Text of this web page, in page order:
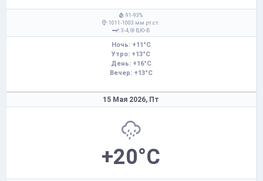
: 91-93%
: 1011-1003 мм рт.ст.
: 3-4,
В,Ю-В
Ночь: +11°C
Утро: +13°C
День: +16°C
Вечер: +13°C
15 Мая 2026, Пт
+20°C